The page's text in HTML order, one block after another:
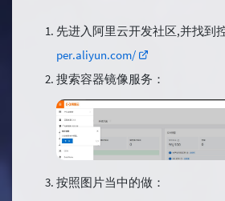
先进入阿里云开发社区,并找到
per.aliyun.com/
搜索容器镜像服务：
按照图片当中的做：